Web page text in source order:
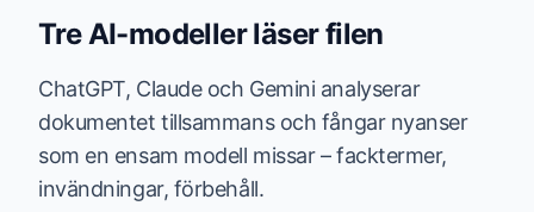
Tre AI-modeller läser filen
ChatGPT, Claude och Gemini analyserar
dokumentet tillsammans och fångar nyanser
som en ensam modell missar – facktermer,
invändningar, förbehåll.